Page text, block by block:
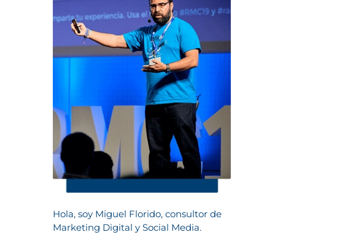
Hola, soy Miguel Florido, consultor de
Marketing Digital y Social Media.